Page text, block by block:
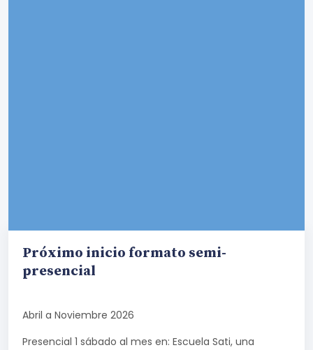
Próximo inicio formato semi-
presencial
Abril a Noviembre 2026
Presencial 1 sábado al mes en: Escuela Sati, una